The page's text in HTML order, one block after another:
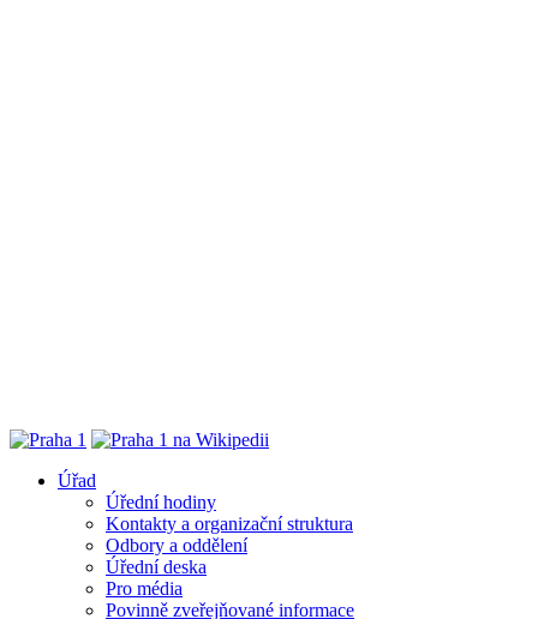
Úřad
Úřední hodiny
Kontakty a organizační struktura
Odbory a oddělení
Úřední deska
Pro média
Povinně zveřejňované informace